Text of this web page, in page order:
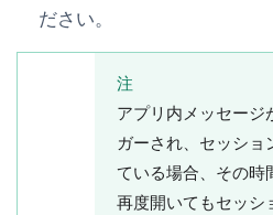
ださい。
注
アプリ内メッセージ
ガーされ、セッショ
ている場合、その時
再度開いてもセッシ